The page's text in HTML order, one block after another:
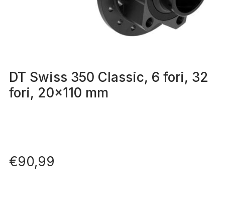
DT Swiss 350 Classic, 6 fori, 32
fori, 20×110 mm
€90,99